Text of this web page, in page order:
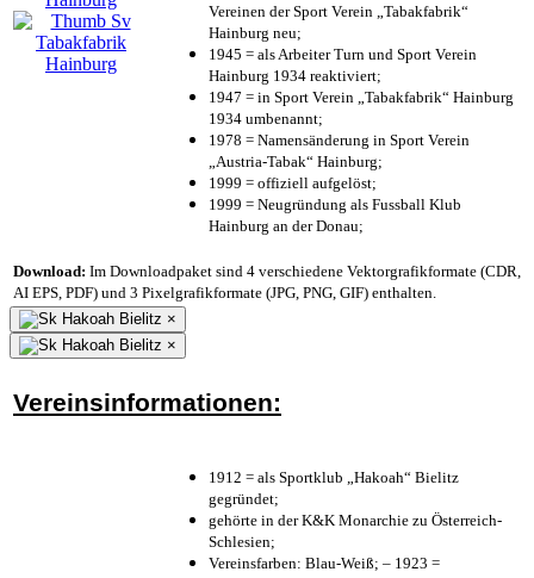
Vereinen der Sport Verein „Tabakfabrik“
Hainburg neu;
1945 = als Arbeiter Turn und Sport Verein
Hainburg 1934 reaktiviert;
1947 = in Sport Verein „Tabakfabrik“ Hainburg
1934 umbenannt;
1978 = Namensänderung in Sport Verein
„Austria-Tabak“ Hainburg;
1999 = offiziell aufgelöst;
1999 = Neugründung als Fussball Klub
Hainburg an der Donau;
Download: Im Downloadpaket sind 4 verschiedene Vektorgrafikformate (CDR,
AI EPS, PDF) und 3 Pixelgrafikformate (JPG, PNG, GIF) enthalten.
×
×
Vereinsinformationen:
1912 = als Sportklub „Hakoah“ Bielitz
gegründet;
gehörte in der K&K Monarchie zu Österreich-
Schlesien;
Vereinsfarben: Blau-Weiß; – 1923 =